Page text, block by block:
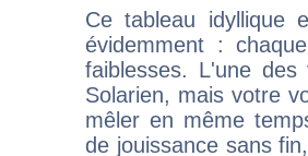
Ce tableau idyllique
évidemment :
faiblesses. L'une
Solarien, mais votre
mêler en même
de jouissance sans